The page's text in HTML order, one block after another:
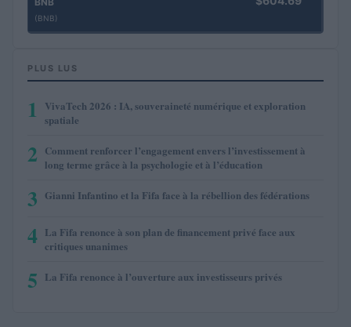
(BNB)
PLUS LUS
1
VivaTech 2026 : IA, souveraineté numérique et exploration
spatiale
2 Comment renforcer l’engagement envers l’investissement à
long terme grâce à la psychologie et à l’éducation
3 Gianni Infantino et la Fifa face à la rébellion des fédérations
4 La Fifa renonce à son plan de financement privé face aux
critiques unanimes
5 La Fifa renonce à l’ouverture aux investisseurs privés